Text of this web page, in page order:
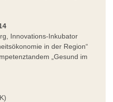
Innovations-Inkubator
in der Region“
„Gesund im